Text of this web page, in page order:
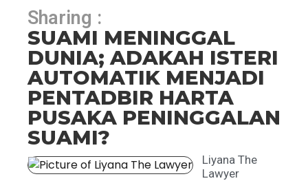
Sharing :
SUAMI MENINGGAL
DUNIA; ADAKAH ISTERI
AUTOMATIK MENJADI
PENTADBIR HARTA
PUSAKA PENINGGALAN
SUAMI?
Liyana The
Lawyer